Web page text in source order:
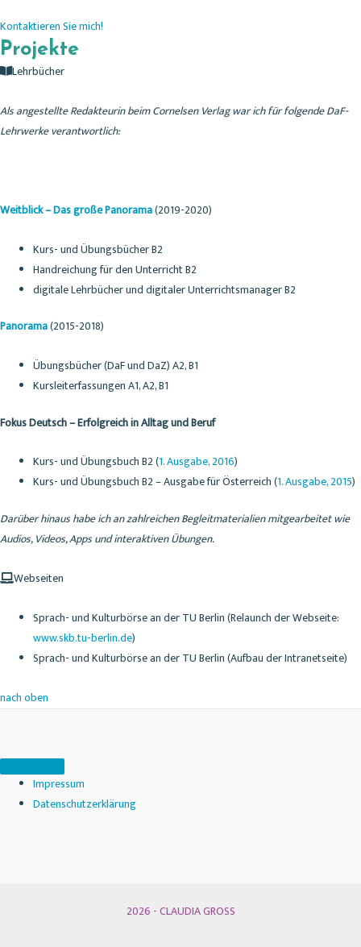
Kontaktieren Sie mich!
Projekte
Lehrbücher
Als angestellte Redakteurin beim Cornelsen Verlag war ich für folgende DaF-
Lehrwerke verantwortlich:
Weitblick – Das große Panorama(2019-2020)
Kurs- und Übungsbücher B2
Handreichung für den Unterricht B2
digitale Lehrbücher und digitaler Unterrichtsmanager B2
Panorama(2015-2018)
Übungsbücher (DaF und DaZ) A2, B1
Kursleiterfassungen A1, A2, B1
Fokus Deutsch – Erfolgreich in Alltag und Beruf
Kurs- und Übungsbuch B2 (1. Ausgabe, 2016)
Kurs- und Übungsbuch B2 – Ausgabe für Österreich (1. Ausgabe, 2015)
Darüber hinaus habe ich an zahlreichen Begleitmaterialien mitgearbeitet wie
Audios, Videos, Apps und interaktiven Übungen.
Webseiten
Sprach- und Kulturbörse an der TU Berlin (Relaunch der Webseite:
www.skb.tu-berlin.de)
Sprach- und Kulturbörse an der TU Berlin (Aufbau der Intranetseite)
nach oben
Impressum
Datenschutzerklärung
2026 - CLAUDIA GROSS